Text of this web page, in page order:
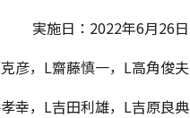
実施日：2022年6月26日
彦，L齋藤慎一，L高角俊夫
幸，L吉田利雄，L吉原良典